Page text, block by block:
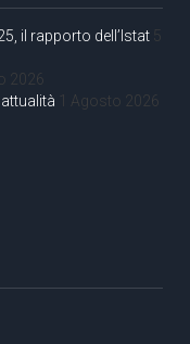
il rapporto dell’Istat 5
2026
1 Agosto 2026